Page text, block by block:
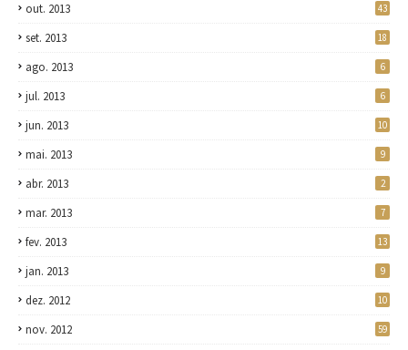
out. 2013 43
set. 2013 18
ago. 2013 6
jul. 2013 6
jun. 2013 10
mai. 2013 9
abr. 2013 2
mar. 2013 7
fev. 2013 13
jan. 2013 9
dez. 2012 10
nov. 2012 59